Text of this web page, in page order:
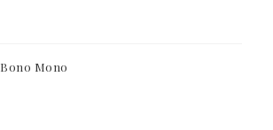
Bono Mono